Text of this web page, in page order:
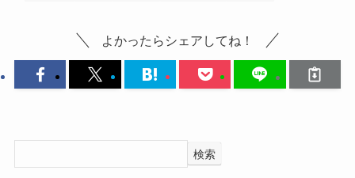
よかったらシェアしてね！
検索